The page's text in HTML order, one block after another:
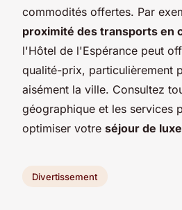
commodités offertes. Par
proximité des transports en
l'Hôtel de l'Espérance peut
qualité-prix, particulièrement
aisément la ville. Consultez
géographique et les services
optimiser votre séjour de
Divertissement